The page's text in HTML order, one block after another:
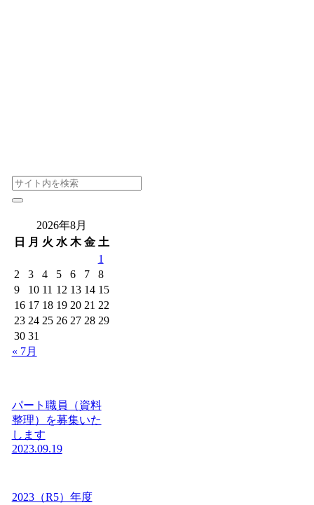
2026年8月
日
月 火 水 木 金 土
1
2
3 4 5 6 7
8
9
10 11 12 13 14 15
16 17 18 19 20 21 22
23 24 25 26 27 28 29
30 31
« 7月
パート職員（資料
整理）を募集いた
します
2023.09.19
2023（R5）年度